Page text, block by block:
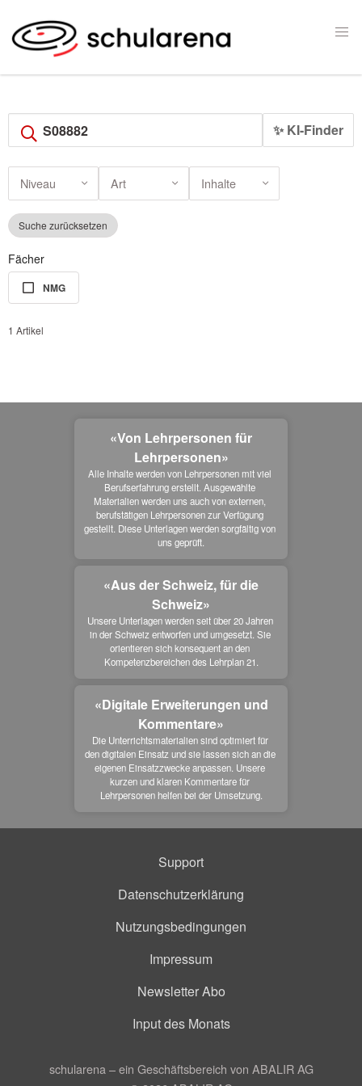
✨ KI-Finder
Niveau Art Inhalte
Suche zurücksetzen
Fächer
NMG
1 Artikel
«Von Lehrpersonen für
Lehrpersonen»
Alle Inhalte werden von Lehrpersonen mit viel
Berufserfahrung erstellt. Ausgewählte
Materialien werden uns auch von externen,
berufstätigen Lehrpersonen zur Verfügung
gestellt. Diese Unterlagen werden sorgfältig von
uns geprüft.
«Aus der Schweiz, für die
Schweiz»
Unsere Unterlagen werden seit über 20 Jahren
in der Schweiz entworfen und umgesetzt. Sie
orientieren sich konsequent an den
Kompetenzbereichen des Lehrplan 21.
«Digitale Erweiterungen und
Kommentare»
Die Unterrichtsmaterialien sind optimiert für
den digitalen Einsatz und sie lassen sich an die
eigenen Einsatzzwecke anpassen. Unsere
kurzen und klaren Kommentare für
Lehrpersonen helfen bei der Umsetzung.
Support
Datenschutzerklärung
Nutzungsbedingungen
Impressum
Newsletter Abo
Input des Monats
schularena – ein Geschäftsbereich von ABALIR AG